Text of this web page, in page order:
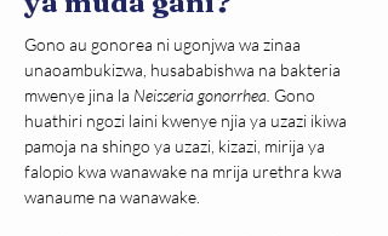
Gono au gonorea ni ugonjwa wa zinaa
unaoambukizwa, husababishwa na bakteria
mwenye jina la Neisseria gonorrhea. Gono
huathiri ngozi laini kwenye njia ya uzazi ikiwa
pamoja na shingo ya uzazi, kizazi, mirija ya
falopio kwa wanawake na mrija urethra kwa
wanaume na wanawake.